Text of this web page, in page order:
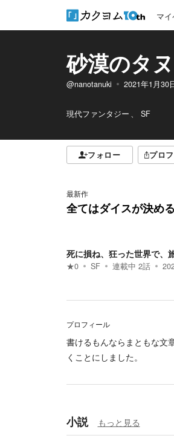
マ
砂漠のタ
@nanotanuki 2021年1月30
現代ファンタジー SF
フォロー プロ
最新作
全てはダイスが決める
死に損ね、狂った世界で、
★0 SF 連載中 2話
プロフィール
書けるもんならまともな文
くことにしました。
小説 もっと見る